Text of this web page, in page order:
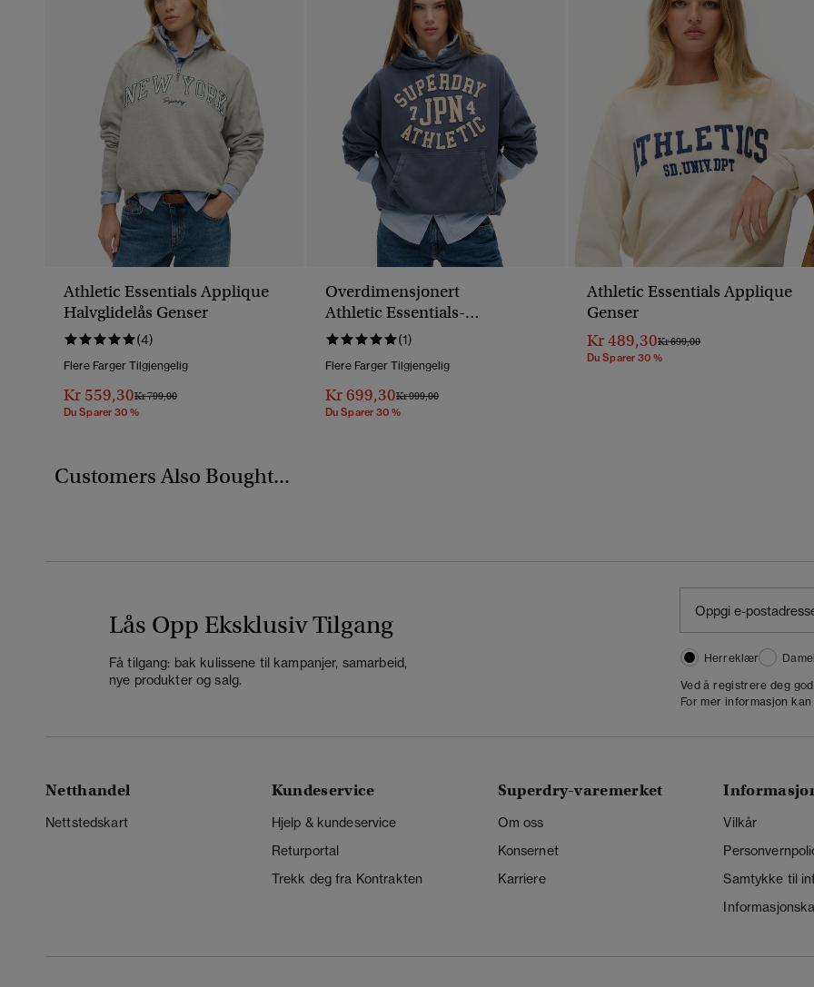
Athletic Essentials Applique
Halvglidelås Genser
(4)
Flere Farger Tilgjengelig
Kr 559,30Pris Nedsatt Fra
Kr 799,00Til
Du Sparer 30 %
Overdimensjonert
Athletic Essentials-
Hettegenser Med Applikasjon
(1)
Flere Farger Tilgjengelig
Kr 699,30Pris Nedsatt Fra
Kr 999,00Til
Du Sparer 30 %
Athletic Essentials Applique
Genser
Kr 489,30Pris Nedsatt Fra
Kr 699,00Til
Du Sparer 30 %
Customers Also Bought...
Lås Opp Eksklusiv Tilgang
Få tilgang: bak kulissene til kampanjer, samarbeid,
nye produkter og salg.
Herreklær
Ved å registrere deg
For mer informasjon
Netthandel
Nettstedskart
Kundeservice
Hjelp & kundeservice
Returportal
Trekk deg fra Kontrakten
Superdry-varemerket
Om oss
Konsernet
Karriere
Vilkår
Samtykke til